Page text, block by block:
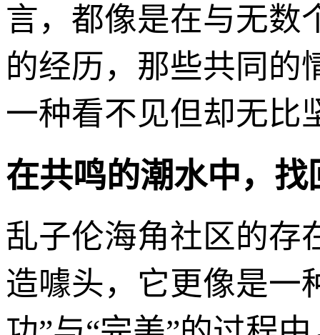
言，都像是在与无数
的经历，那些共同的
一种看不见但却无比
在共鸣的潮水中，找
乱子伦海角社区的存
造噱头，它更像是一